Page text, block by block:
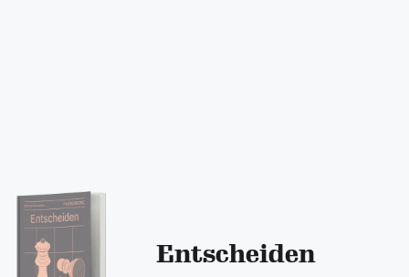
Entscheiden